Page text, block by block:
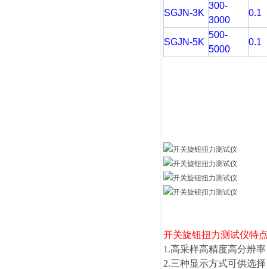
SGJN-3K
300-
3000
0.1
SGJN-5K
500-
5000
0.1
开关旋钮扭力测试仪特
1.高采样高精度高分辨
2.三种显示方式可供选